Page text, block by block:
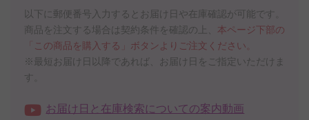
以下に郵便番号入力するとお届け日や在庫確認が可能です。
商品を注文する場合は契約条件を確認の上、 本ページ下部の
「この商品を購入する」ボタンよりご注文ください。
※最短お届け日以降であれば、お届け日をご指定いただけま
す。
お届け日と在庫検索についての案内動画